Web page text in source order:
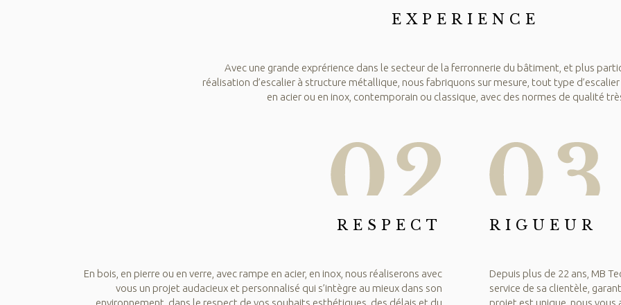
EXPERIENCE
Avec une grande exprérience dans le secteur de la ferronnerie du bâtiment, et plus
réalisation d’escalier à structure métallique, nous fabriquons sur mesure, tout type
en acier ou en inox, contemporain ou classique, avec des normes de qualité
RESPECT
En bois, en pierre ou en verre, avec rampe en acier, en inox, nous réaliserons avec
vous un projet audacieux et personnalisé qui s’intègre au mieux dans son
environnement, dans le respect de vos souhaits esthétiques, des délais et du
RIGUEUR
Depuis plus de 22 ans, MB
service de sa clientèle,
projet est unique, nous vous